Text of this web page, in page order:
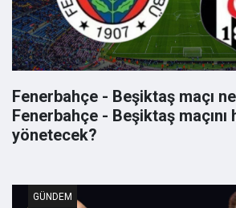
Fenerbahçe - Beşiktaş maçı
Fenerbahçe - Beşiktaş maçını
yönetecek?
GÜNDEM